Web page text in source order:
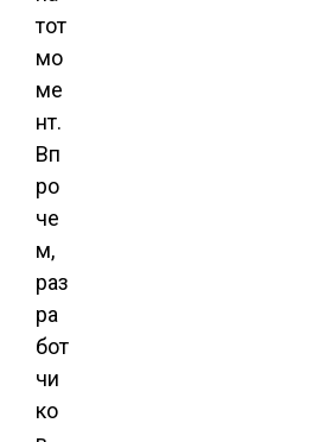
тот
мо
ме
нт.
Вп
ро
че
м,
раз
ра
бот
чи
ко